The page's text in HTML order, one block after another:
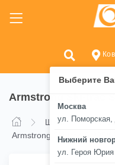
Выберите
Москва
ул. Поморская,
Нижний
ул. Героя
Armstrong Ski-trac S
Шины
Armstrong Ski-trac S 225/